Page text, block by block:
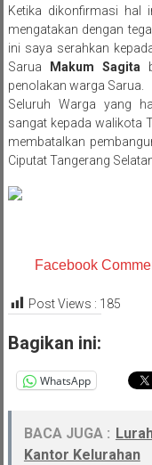
Ketika dikonfirmasi hal
mengatakan dengan
ini saya serahkan
Sarua
Makum Sagita
penolakan warga Sarua.
Seluruh Warga yang
sangat kepada walikota
membatalkan
Ciputat Tangerang
Facebook
Post Views : 185
Bagikan ini:
WhatsApp
BACA JUGA :
Kantor Kelurahan